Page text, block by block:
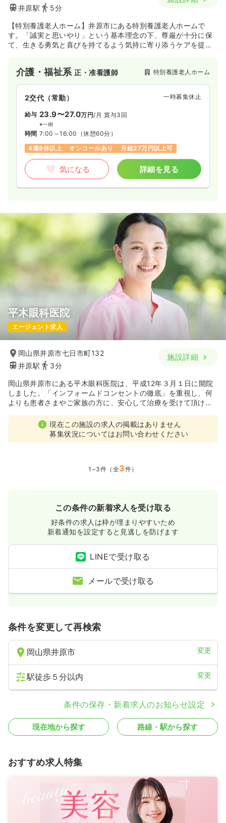
井原駅
5分
【特別養護老人ホーム】井原市にある特別養護老人ホームで
す。「誠実と思いやり」という基本理念の下、尊厳が十分に保
て、生きる勇気と喜びを持てるよう気持に寄り添うケアを提供
介護・福祉系正・准看護師 特別養護老人ホーム
2交代（常勤） 一時募集休止
給与 23.9〜27.0万円/月 賞与3回
※一例
時間 7:00～16:00 （休憩60分）
4週8休以上
オンコールあり 月給27万円以上可
気になる 詳細を見る
平木眼科医院
エージェント求人
岡山県井原市七日市町132
井原駅
3分
施設詳細
岡山県井原市にある平木眼科医院は、平成12年３月１日に開院
しました。「インフォームドコンセントの徹底」を重視し、何
よりも患者さまやご家族の方に、安心して治療を受けて頂ける
手術見学室を設置し、日帰りもしくは入院手術の際に、患者さ
まのご家族に手術を見学して頂くことにより、情報の開示なら
びに手術を受けられる患者さまの不安の減少に努めています。
また、緑内障、レーザー治療やボトックス治療、コンタクトレ
現在この施設の求人の掲載はありません
募集状況についてはお問い合わせください
1~3件（全3件）
この条件の新着求人を受け取る
好条件の求人は枠が埋まりやすいため
新着通知を設定すると見逃しを防げます
LINEで受け取る
メールで受け取る
条件を変更して再検索
岡山県井原市 変更
駅徒歩５分以内 変更
条件の保存・新着求人のお知らせ設定
現在地から探す 路線・駅から探す
おすすめ求人特集